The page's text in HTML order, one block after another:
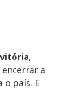
,
a
o país. E